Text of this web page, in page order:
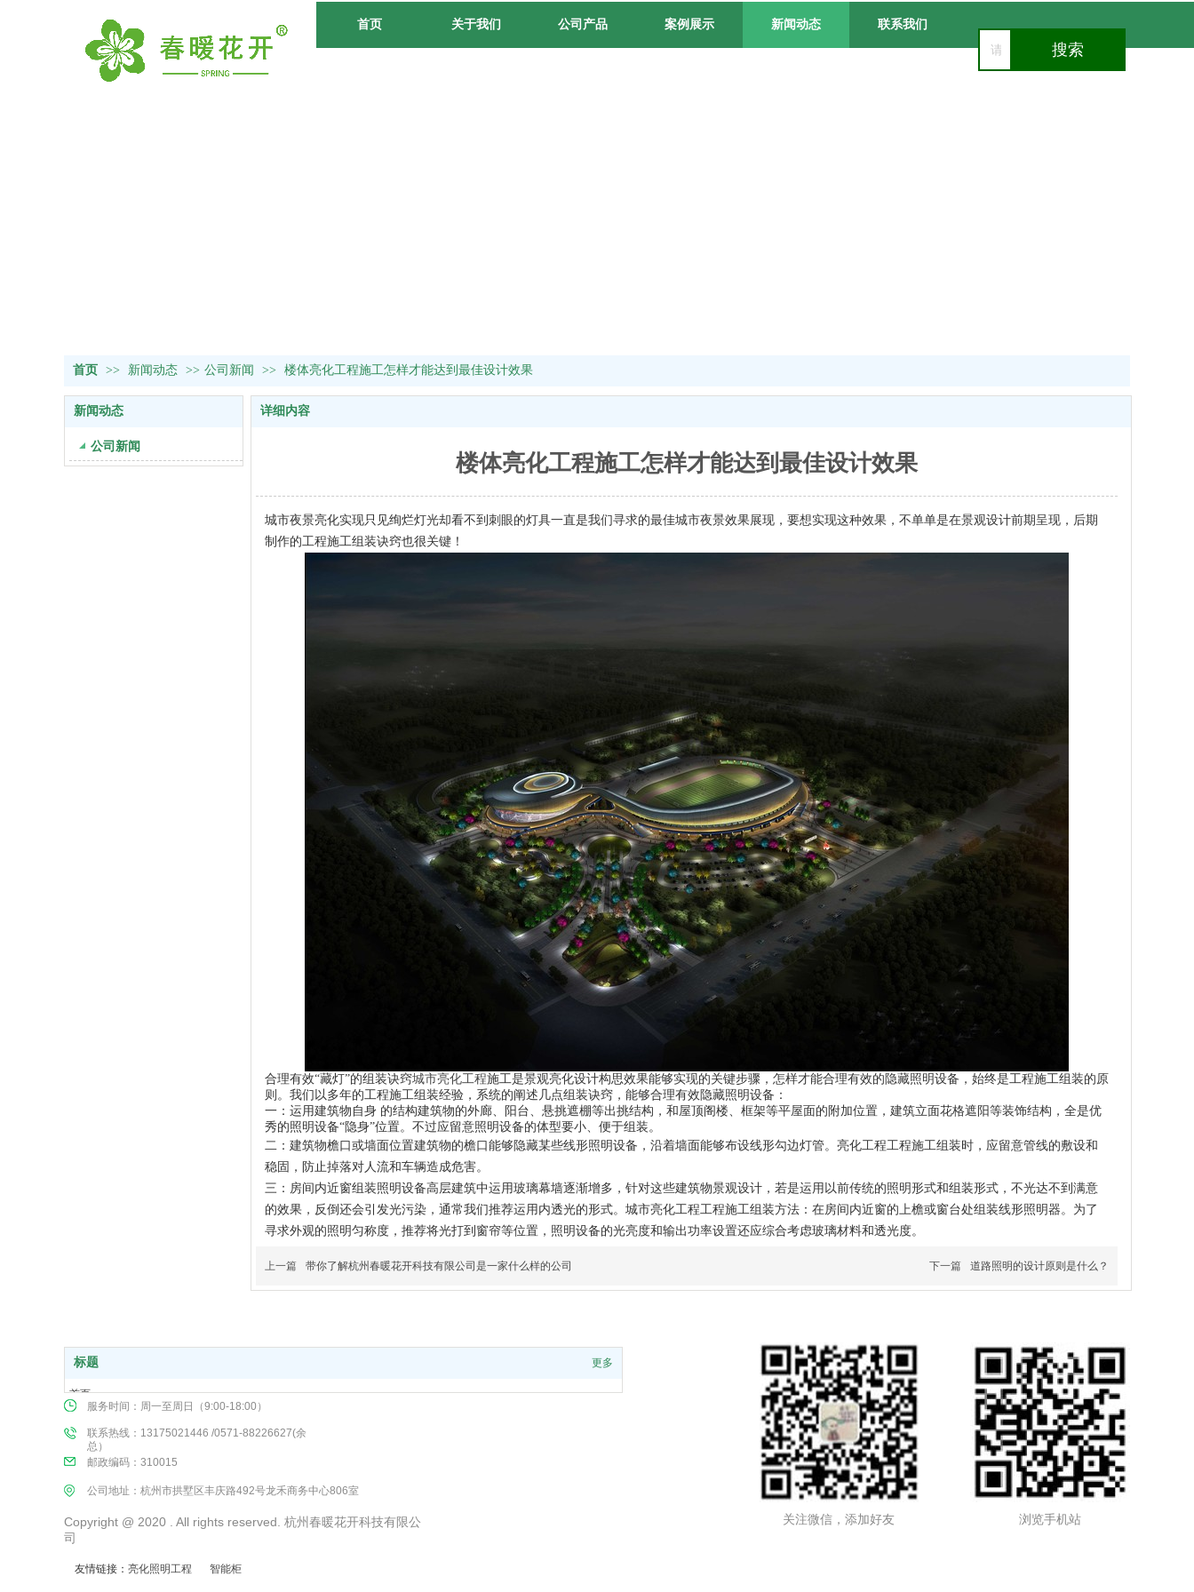
搜索
首页 关于我们 公司产品 案例展示 新闻动态 联系我们
首页 >> 新闻动态 >> 公司新闻 >> 楼体亮化工程施工怎样才能达到最佳设计效果
新闻动态
公司新闻
详细内容
楼体亮化工程施工怎样才能达到最佳设计效果
城市夜景亮化实现只见绚烂灯光却看不到刺眼的灯具一直是我们寻求的最佳城市夜景效果展现，要想实现这种效果，不单单是在景观设计前期呈现，后期
制作的工程施工组装诀窍也很关键！
合理有效“藏灯”的组装诀窍城市亮化工程施工是景观亮化设计构思效果能够实现的关键步骤，怎样才能合理有效的隐藏照明设备，始终是工程施工组装的原
则。我们以多年的工程施工组装经验，系统的阐述几点组装诀窍，能够合理有效隐藏照明设备：
一：运用建筑物自身 的结构建筑物的外廊、阳台、悬挑遮棚等出挑结构，和屋顶阁楼、框架等平屋面的附加位置，建筑立面花格遮阳等装饰结构，全是优
秀的照明设备“隐身”位置。不过应留意照明设备的体型要小、便于组装。
二：建筑物檐口或墙面位置建筑物的檐口能够隐藏某些线形照明设备，沿着墙面能够布设线形勾边灯管。亮化工程工程施工组装时，应留意管线的敷设和
稳固，防止掉落对人流和车辆造成危害。
三：房间内近窗组装照明设备高层建筑中运用玻璃幕墙逐渐增多，针对这些建筑物景观设计，若是运用以前传统的照明形式和组装形式，不光达不到满意
的效果，反倒还会引发光污染，通常我们推荐运用内透光的形式。城市亮化工程工程施工组装方法：在房间内近窗的上檐或窗台处组装线形照明器。为了
寻求外观的照明匀称度，推荐将光打到窗帘等位置，照明设备的光亮度和输出功率设置还应综合考虑玻璃材料和透光度。
上一篇 带你了解杭州春暖花开科技有限公司是一家什么样的公司 下一篇 道路照明的设计原则是什么？
标题 更多
首页
关于我们
公司产品
案例展示
联系我们
服务时间：周一至周日（9:00-18:00）
联系热线：13175021446 /0571-88226627(余
总）
邮政编码：310015
公司地址：杭州市拱墅区丰庆路492号龙禾商务中心806室
Copyright @ 2020 . All rights reserved. 杭州春暖花开科技有限公
司
浏览手机站
关注微信，添加好友
友情链接： 亮化照明工程 智能柜